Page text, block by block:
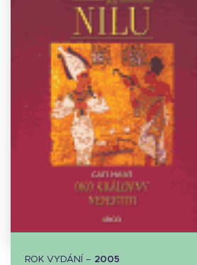
ROK VYDÁNÍ – 2005